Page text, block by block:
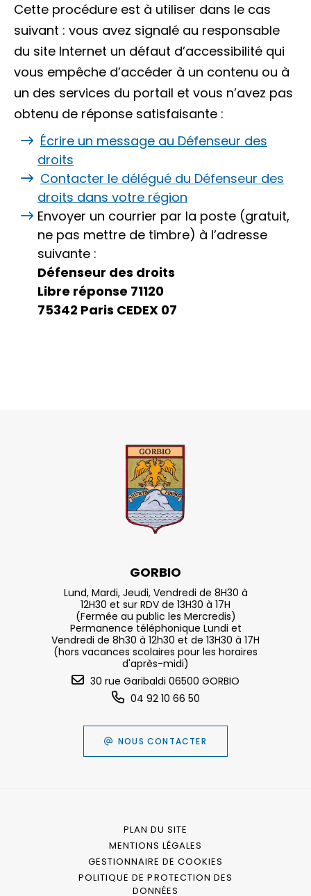
Cette procédure est à utiliser dans le cas
suivant : vous avez signalé au responsable
du site Internet un défaut d’accessibilité qui
vous empêche d’accéder à un contenu ou à
un des services du portail et vous n’avez pas
obtenu de réponse satisfaisante :
Écrire un message au Défenseur des
droits
Contacter le délégué du Défenseur des
droits dans votre région
Envoyer un courrier par la poste (gratuit,
ne pas mettre de timbre) à l’adresse
suivante :
Défenseur des droits
Libre réponse 71120
75342 Paris CEDEX 07
GORBIO
Lund, Mardi, Jeudi, Vendredi de 8H30 à
12H30 et sur RDV de 13H30 à 17H
(Fermée au public les Mercredis)
Permanence téléphonique Lundi et
Vendredi de 8h30 à 12h30 et de 13H30 à 17H
(hors vacances scolaires pour les horaires
d'après-midi)
30 rue Garibaldi 06500 GORBIO
04 92 10 66 50
NOUS CONTACTER
PLAN DU SITE
MENTIONS LÉGALES
GESTIONNAIRE DE COOKIES
POLITIQUE DE PROTECTION DES
DONNÉES